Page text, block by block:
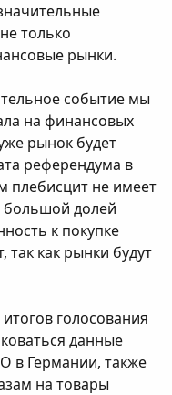
только
рынки.
событие мы
на финансовых
рынок будет
референдума в
плебисцит не имеет
большой долей
к покупке
так как рынки будут
голосования
данные
в Германии, также
на товары